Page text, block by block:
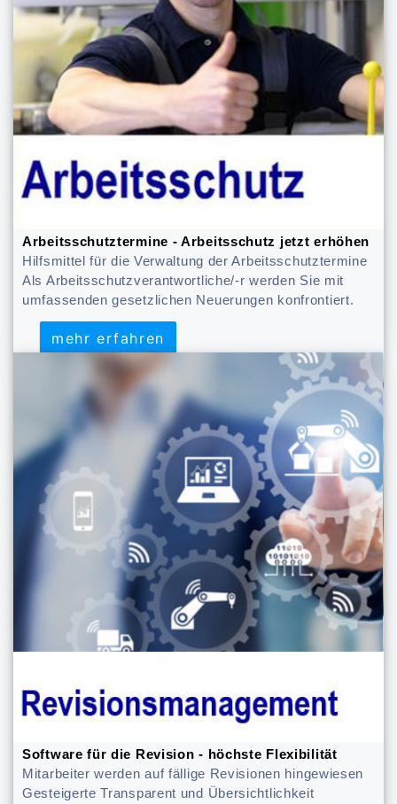
Arbeitsschutztermine - Arbeitsschutz jetzt erhöhen
Hilfsmittel für die Verwaltung der Arbeitsschutztermine
Als Arbeitsschutzverantwortliche/-r werden Sie mit
umfassenden gesetzlichen Neuerungen konfrontiert.
mehr erfahren
mehr erfahren
Software für die Revision - höchste Flexibilität
Mitarbeiter werden auf fällige Revisionen hingewiesen
Gesteigerte Transparent und Übersichtlichkeit